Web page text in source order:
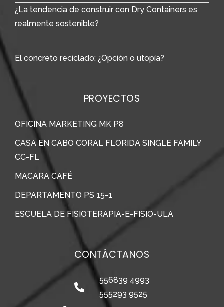
¿La tendencia de construir con Dry Containers es
realmente sostenible?
El concreto reciclado: ¿Opción o utopía?
PROYECTOS
OFICINA MARKETING MK P8
CASA EN CABO CORAL FLORIDA SINGLE FAMILY
CC-FL
MACARA CAFÉ
DEPARTAMENTO PS 15-1
ESCUELA DE FISIOTERAPIA-E-FISIO-ULA
CONTÁCTANOS
556839 4993
555293 9525